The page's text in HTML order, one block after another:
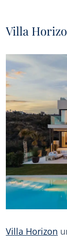
Villa
Villa Horizon